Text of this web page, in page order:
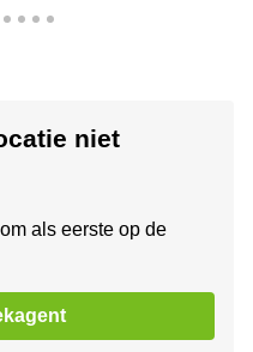
niet
als eerste op de